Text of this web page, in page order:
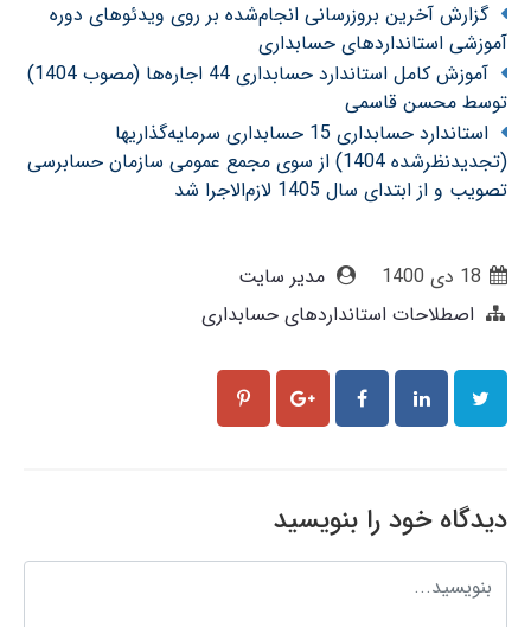
گزارش آخرین بروزرسانی انجام‌شده بر روی ویدئوهای دوره
آموزشی استانداردهای حسابداری
آموزش کامل استاندارد حسابداری 44 اجاره‌ها (مصوب 1404)
توسط محسن قاسمی
استاندارد حسابداری 15 حسابداری سرمایه‌گذاریها
(تجدیدنظرشده 1404) از سوی مجمع عمومی سازمان حسابرسی
تصویب و از ابتدای سال 1405 لازم‌الاجرا شد
18 دی 1400
مدیر سایت
اصطلاحات استانداردهای حسابداری
دیدگاه خود را بنویسید